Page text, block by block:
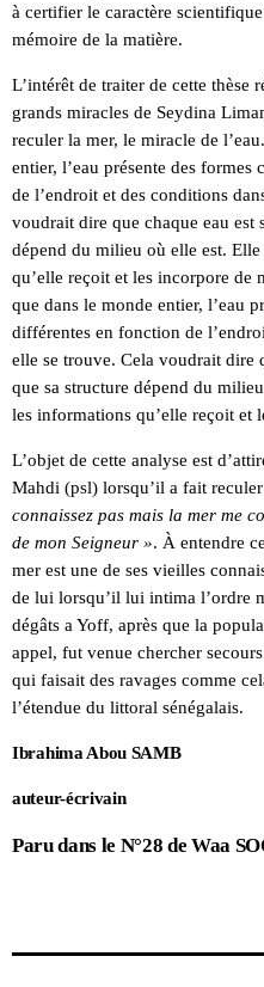
à certifier le caractère
mémoire de la matière.
L’intérêt de traiter de cette thèse
grands miracles de Seydina
reculer la mer, le miracle de
entier, l’eau présente des
de l’endroit et des conditions
voudrait dire que chaque eau est
dépend du milieu où elle est.
qu’elle reçoit et les incorpore
que dans le monde entier, l’eau
différentes en fonction de
elle se trouve. Cela voudrait dire
que sa structure dépend du
les informations qu’elle reçoit et
L’objet de cette analyse est
Mahdi (psl) lorsqu’il a fait
connaissez pas mais la mer me
de mon Seigneur ». À entendre
mer est une de ses vieilles
de lui lorsqu’il lui intima l’ordre
dégâts a Yoff, après que la
appel, fut venue chercher
qui faisait des ravages comme
l’étendue du littoral sénégalais.
Ibrahima Abou SAMB
auteur-écrivain
Paru dans le N°28 de Waa